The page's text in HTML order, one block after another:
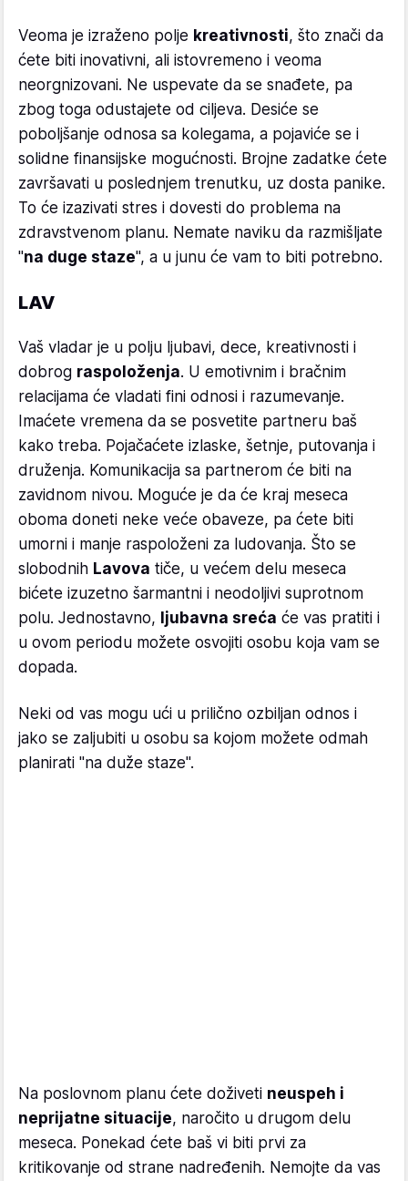
Veoma je izraženo polje kreativnosti, što znači da
ćete biti inovativni, ali istovremeno i veoma
neorgnizovani. Ne uspevate da se snađete, pa
zbog toga odustajete od ciljeva. Desiće se
poboljšanje odnosa sa kolegama, a pojaviće se i
solidne finansijske mogućnosti. Brojne zadatke ćete
završavati u poslednjem trenutku, uz dosta panike.
To će izazivati stres i dovesti do problema na
zdravstvenom planu. Nemate naviku da razmišljate
"na duge staze", a u junu će vam to biti potrebno.
LAV
Vaš vladar je u polju ljubavi, dece, kreativnosti i
dobrog raspoloženja. U emotivnim i bračnim
relacijama će vladati fini odnosi i razumevanje.
Imaćete vremena da se posvetite partneru baš
kako treba. Pojačaćete izlaske, šetnje, putovanja i
druženja. Komunikacija sa partnerom će biti na
zavidnom nivou. Moguće je da će kraj meseca
oboma doneti neke veće obaveze, pa ćete biti
umorni i manje raspoloženi za ludovanja. Što se
slobodnih Lavova tiče, u većem delu meseca
bićete izuzetno šarmantni i neodoljivi suprotnom
polu. Jednostavno, ljubavna sreća će vas pratiti i
u ovom periodu možete osvojiti osobu koja vam se
dopada.
Neki od vas mogu ući u prilično ozbiljan odnos i
jako se zaljubiti u osobu sa kojom možete odmah
planirati "na duže staze".
Na poslovnom planu ćete doživeti neuspeh i
neprijatne situacije, naročito u drugom delu
meseca. Ponekad ćete baš vi biti prvi za
kritikovanje od strane nadređenih. Nemojte da vas